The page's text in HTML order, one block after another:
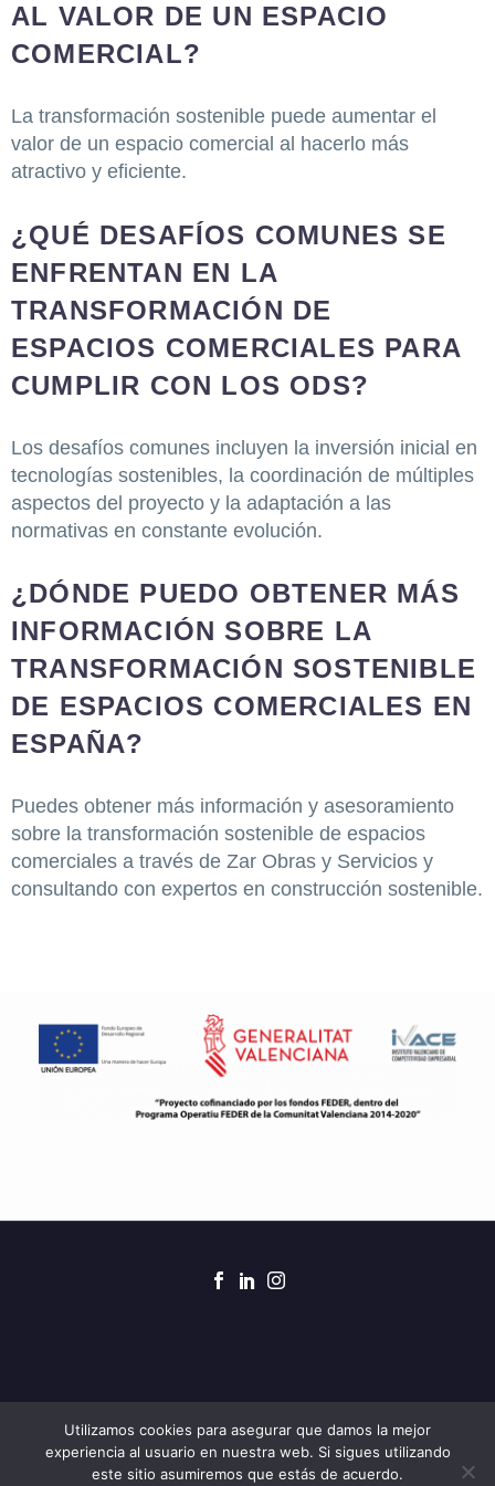
AL VALOR DE UN ESPACIO
COMERCIAL?
La transformación sostenible puede aumentar el
valor de un espacio comercial al hacerlo más
atractivo y eficiente.
¿QUÉ DESAFÍOS COMUNES SE
ENFRENTAN EN LA
TRANSFORMACIÓN DE
ESPACIOS COMERCIALES PARA
CUMPLIR CON LOS ODS?
Los desafíos comunes incluyen la inversión inicial en
tecnologías sostenibles, la coordinación de múltiples
aspectos del proyecto y la adaptación a las
normativas en constante evolución.
¿DÓNDE PUEDO OBTENER MÁS
INFORMACIÓN SOBRE LA
TRANSFORMACIÓN SOSTENIBLE
DE ESPACIOS COMERCIALES EN
ESPAÑA?
Puedes obtener más información y asesoramiento
sobre la transformación sostenible de espacios
comerciales a través de Zar Obras y Servicios y
consultando con expertos en construcción sostenible.
2021 © Creado por 7Clicks para ZAR Obras y
Servicios. Todos los derechos reservados.
Utilizamos cookies para asegurar que damos la mejor
experiencia al usuario en nuestra web. Si sigues utilizando
este sitio asumiremos que estás de acuerdo.